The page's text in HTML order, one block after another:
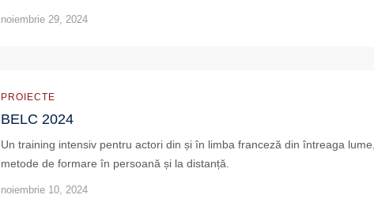
noiembrie 29, 2024
PROIECTE
BELC 2024
Un training intensiv pentru actori din și în limba franceză din întreaga
metode de formare în persoană și la distanță.
noiembrie 10, 2024